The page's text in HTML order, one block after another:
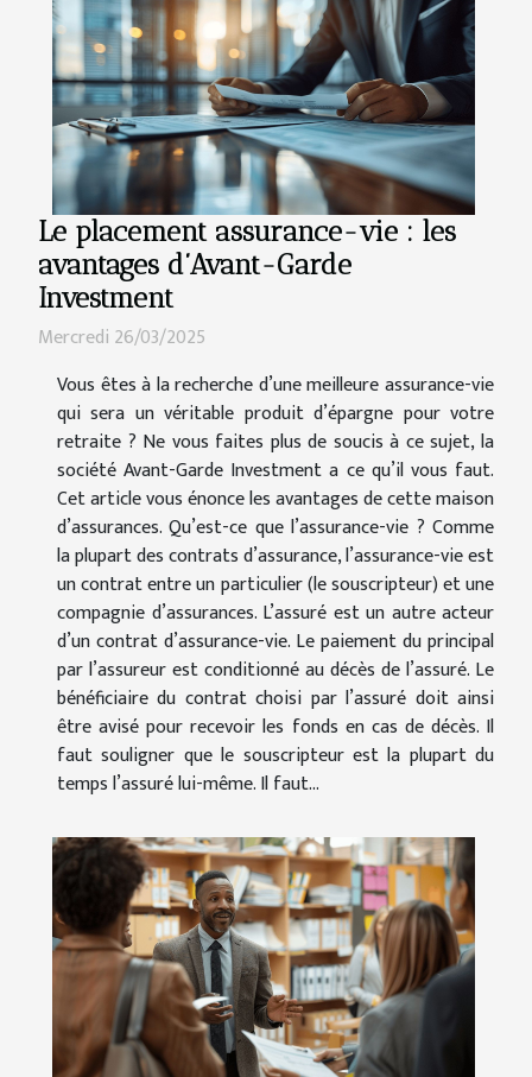
Le placement assurance-vie : les
avantages d’Avant-Garde
Investment
Mercredi 26/03/2025
Vous êtes à la recherche d’une meilleure assurance-vie
qui sera un véritable produit d’épargne pour votre
retraite ? Ne vous faites plus de soucis à ce sujet, la
société Avant-Garde Investment a ce qu’il vous faut.
Cet article vous énonce les avantages de cette maison
d’assurances. Qu’est-ce que l’assurance-vie ? Comme
la plupart des contrats d’assurance, l’assurance-vie est
un contrat entre un particulier (le souscripteur) et une
compagnie d’assurances. L’assuré est un autre acteur
d’un contrat d’assurance-vie. Le paiement du principal
par l’assureur est conditionné au décès de l’assuré. Le
bénéficiaire du contrat choisi par l’assuré doit ainsi
être avisé pour recevoir les fonds en cas de décès. Il
faut souligner que le souscripteur est la plupart du
temps l’assuré lui-même. Il faut...